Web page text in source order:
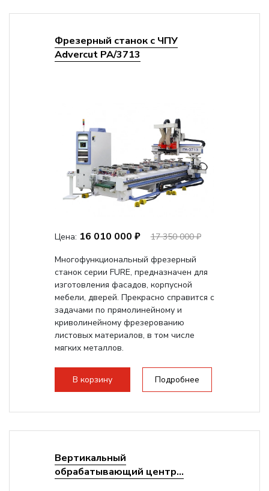
Фрезерный станок с ЧПУ
Advercut PA/3713
Цена: 16 010 000 ₽
17 350 000 ₽
Многофункциональный фрезерный
станок серии FURE, предназначен для
изготовления фасадов, корпусной
мебели, дверей. Прекрасно справится с
задачами по прямолинейному и
криволинейному фрезерованию
листовых материалов, в том числе
мягких металлов.
В корзину Подробнее
Вертикальный
обрабатывающий центр...